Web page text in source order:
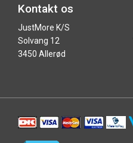
Kontakt os
JustMore K/S
Solvang 12
3450 Allerød